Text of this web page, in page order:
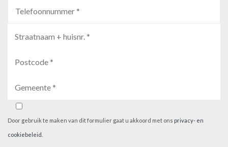
Door gebruik te maken van dit formulier gaat u akkoord met ons privacy- en
cookiebeleid